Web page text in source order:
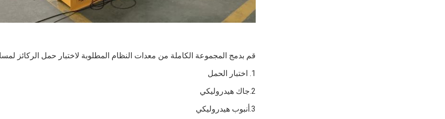
قم بدمج المجموعة الكاملة من معدات النظام المطلوبة لاختبار حمل الركائز
1. اختبار الحمل
2. جاك هيدروليكي
3. أنبوب هيدروليكي